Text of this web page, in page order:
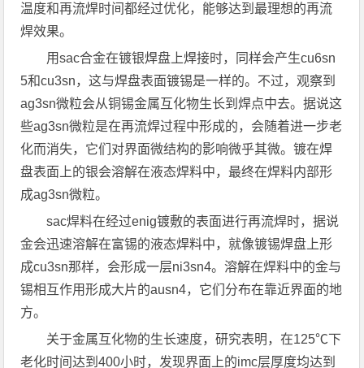
温度和再流焊时间都经过优化，能够达到最理想的再流
焊效果。
用sac合金在镀银焊盘上焊接时，同样会产生cu6sn
5和cu3sn，这与焊盘表面镀锡是一样的。不过，观察到
ag3sn微粒会从铜锡金属互化物生长到焊点中去。据说这
些ag3sn微粒是在再流焊过程中形成的，会随着进一步老
化而消失，它们对界面微结构的影响微乎其微。镀在焊
盘表面上的银会溶解在液态焊料中，最终在焊料内部形
成ag3sn微粒。
sac焊料在经过enig镀敷的表面进行再流焊时，据说
金会迅速溶解在富锡的液态焊料中，就像镀锡焊盘上形
成cu3sn那样，会形成一层ni3sn4。溶解在焊料中的金与
锡相互作用形成大片的ausn4，它们分布在靠近界面的地
方。
关于金属互化物的生长速度，研究表明，在125℃下
老化时间达到400小时，发现界面上的imc层厚度均达到